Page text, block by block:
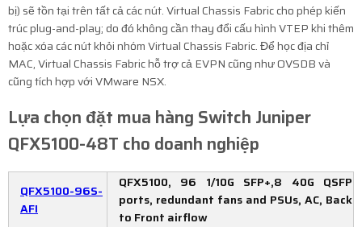
bị) sẽ tồn tại trên tất cả các nút. Virtual Chassis Fabric cho phép kiến ​​
trúc plug-and-play; do đó không cần thay đổi cấu hình VTEP khi thêm
hoặc xóa các nút khỏi nhóm Virtual Chassis Fabric. Để học địa chỉ
MAC, Virtual Chassis Fabric hỗ trợ cả EVPN cũng như OVSDB và
cũng tích hợp với VMware NSX.
Lựa chọn đặt mua hàng Switch Juniper
QFX5100-48T cho doanh nghiệp
QFX5100-96S-
AFI
QFX5100, 96 1/10G SFP+,8 40G QSFP
ports, redundant fans and PSUs, AC, Back
to Front airflow